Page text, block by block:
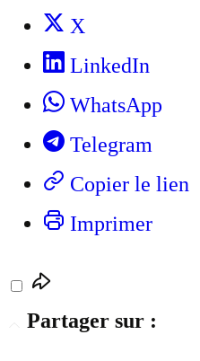
X
LinkedIn
WhatsApp
Telegram
Copier le lien
Imprimer
Partager sur :